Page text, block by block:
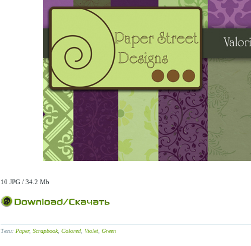
10 JPG / 34.2 Mb
Теги: Paper, Scrapbook, Colored, Violet, Green